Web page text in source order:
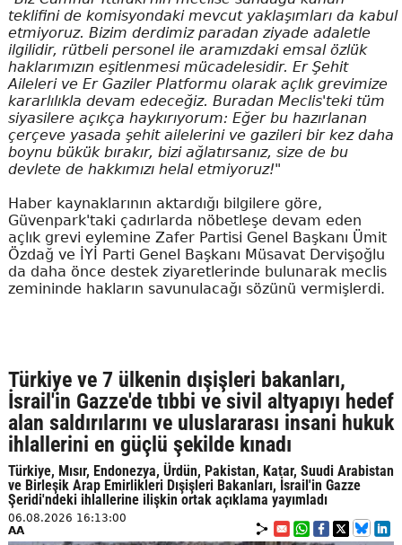
teklifini de komisyondaki mevcut yaklaşımları da kabul
etmiyoruz. Bizim derdimiz paradan ziyade adaletle
ilgilidir, rütbeli personel ile aramızdaki emsal özlük
haklarımızın eşitlenmesi mücadelesidir. Er Şehit
Aileleri ve Er Gaziler Platformu olarak açlık grevimize
kararlılıkla devam edeceğiz. Buradan Meclis'teki tüm
siyasilere açıkça haykırıyorum: Eğer bu hazırlanan
çerçeve yasada şehit ailelerini ve gazileri bir kez daha
boynu bükük bırakır, bizi ağlatırsanız, size de bu
devlete de hakkımızı helal etmiyoruz!"
Haber kaynaklarının aktardığı bilgilere göre,
Güvenpark'taki çadırlarda nöbetleşe devam eden
açlık grevi eylemine Zafer Partisi Genel Başkanı Ümit
Özdağ ve İYİ Parti Genel Başkanı Müsavat Dervişoğlu
da daha önce destek ziyaretlerinde bulunarak meclis
zemininde hakların savunulacağı sözünü vermişlerdi.
Türkiye ve 7 ülkenin dışişleri bakanları,
İsrail'in Gazze'de tıbbi ve sivil altyapıyı hedef
alan saldırılarını ve uluslararası insani hukuk
ihlallerini en güçlü şekilde kınadı
Türkiye, Mısır, Endonezya, Ürdün, Pakistan, Katar, Suudi Arabistan
ve Birleşik Arap Emirlikleri Dışişleri Bakanları, İsrail'in Gazze
Şeridi'ndeki ihlallerine ilişkin ortak açıklama yayımladı
06.08.2026 16:13:00
AA